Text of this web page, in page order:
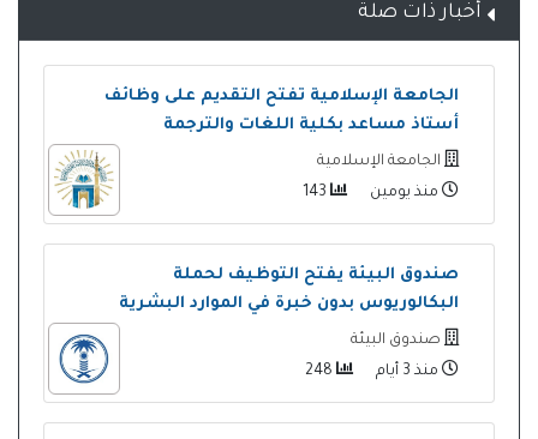
أخبار ذات صلة
الجامعة الإسلامية تفتح التقديم على وظائف
أستاذ مساعد بكلية اللغات والترجمة
الجامعة الإسلامية
منذ يومين
صندوق البيئة يفتح التوظيف لحملة
البكالوريوس بدون خبرة في الموارد البشرية
صندوق البيئة
منذ 3 أيام